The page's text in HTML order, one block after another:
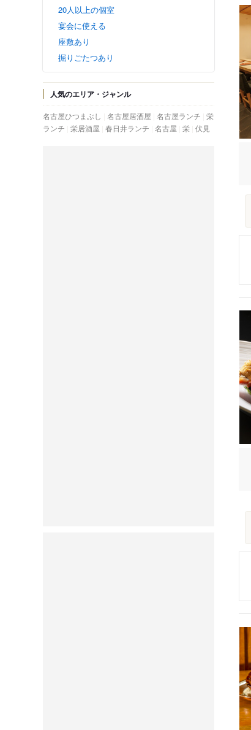
20人以上の個室
宴会に使える
座敷あり
掘りごたつあり
人気のエリア・ジャンル
名古屋ひつまぶし 名古屋居酒屋 名古屋ランチ 栄
ランチ 栄居酒屋 春日井ランチ 名古屋 栄 伏見